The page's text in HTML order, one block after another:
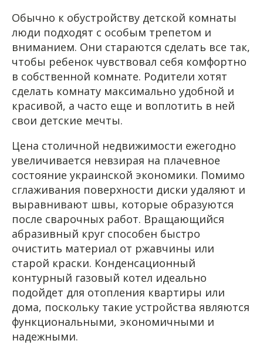
Обычно к обустройству детской комнаты
люди подходят с особым трепетом и
вниманием. Они стараются сделать все так,
чтобы ребенок чувствовал себя комфортно
в собственной комнате. Родители хотят
сделать комнату максимально удобной и
красивой, а часто еще и воплотить в ней
свои детские мечты.
Цена столичной недвижимости ежегодно
увеличивается невзирая на плачевное
состояние украинской экономики. Помимо
сглаживания поверхности диски удаляют и
выравнивают швы, которые образуются
после сварочных работ. Вращающийся
абразивный круг способен быстро
очистить материал от ржавчины или
старой краски. Конденсационный
контурный газовый котел идеально
подойдет для отопления квартиры или
дома, поскольку такие устройства являются
функциональными, экономичными и
надежными.